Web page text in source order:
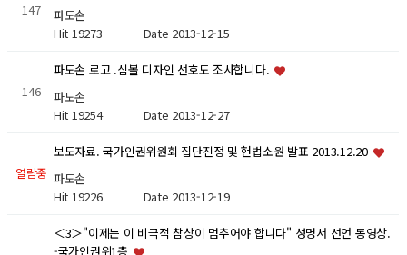
147
파도손
Hit 19273 Date 2013-12-15
146
파도손 로고 .심볼 디자인 선호도 조사합니다.
파도손
Hit 19254 Date 2013-12-27
열람중
보도자료. 국가인권위원회 집단진정 및 헌법소원 발표 2013.12.20
파도손
Hit 19226 Date 2013-12-19
＜3＞"이제는 이 비극적 참상이 멈추어야 합니다" 성명서 선언 동영상.
-국가인권위1층